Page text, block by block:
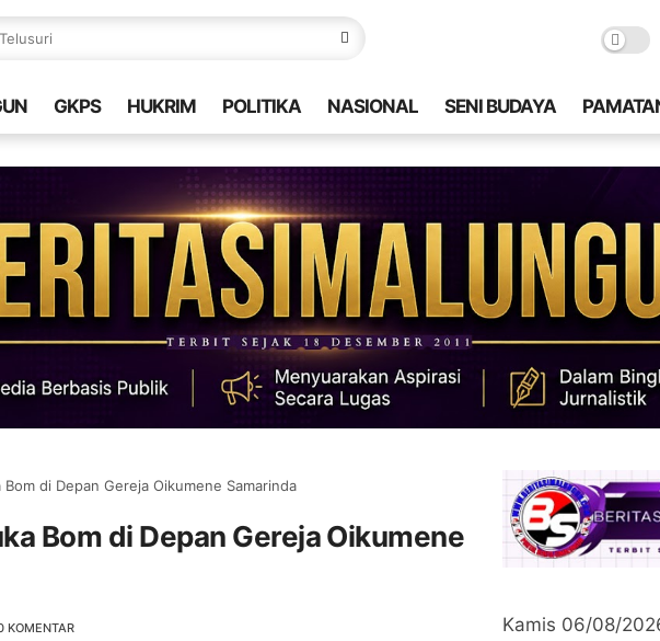
GKPS HUKRIM POLITIKA NASIONAL SENI BUDAYA
di Depan Gereja Oikumene Samarinda
Bom di Depan Gereja Oikumene
KOMENTAR Kamis 06/08/